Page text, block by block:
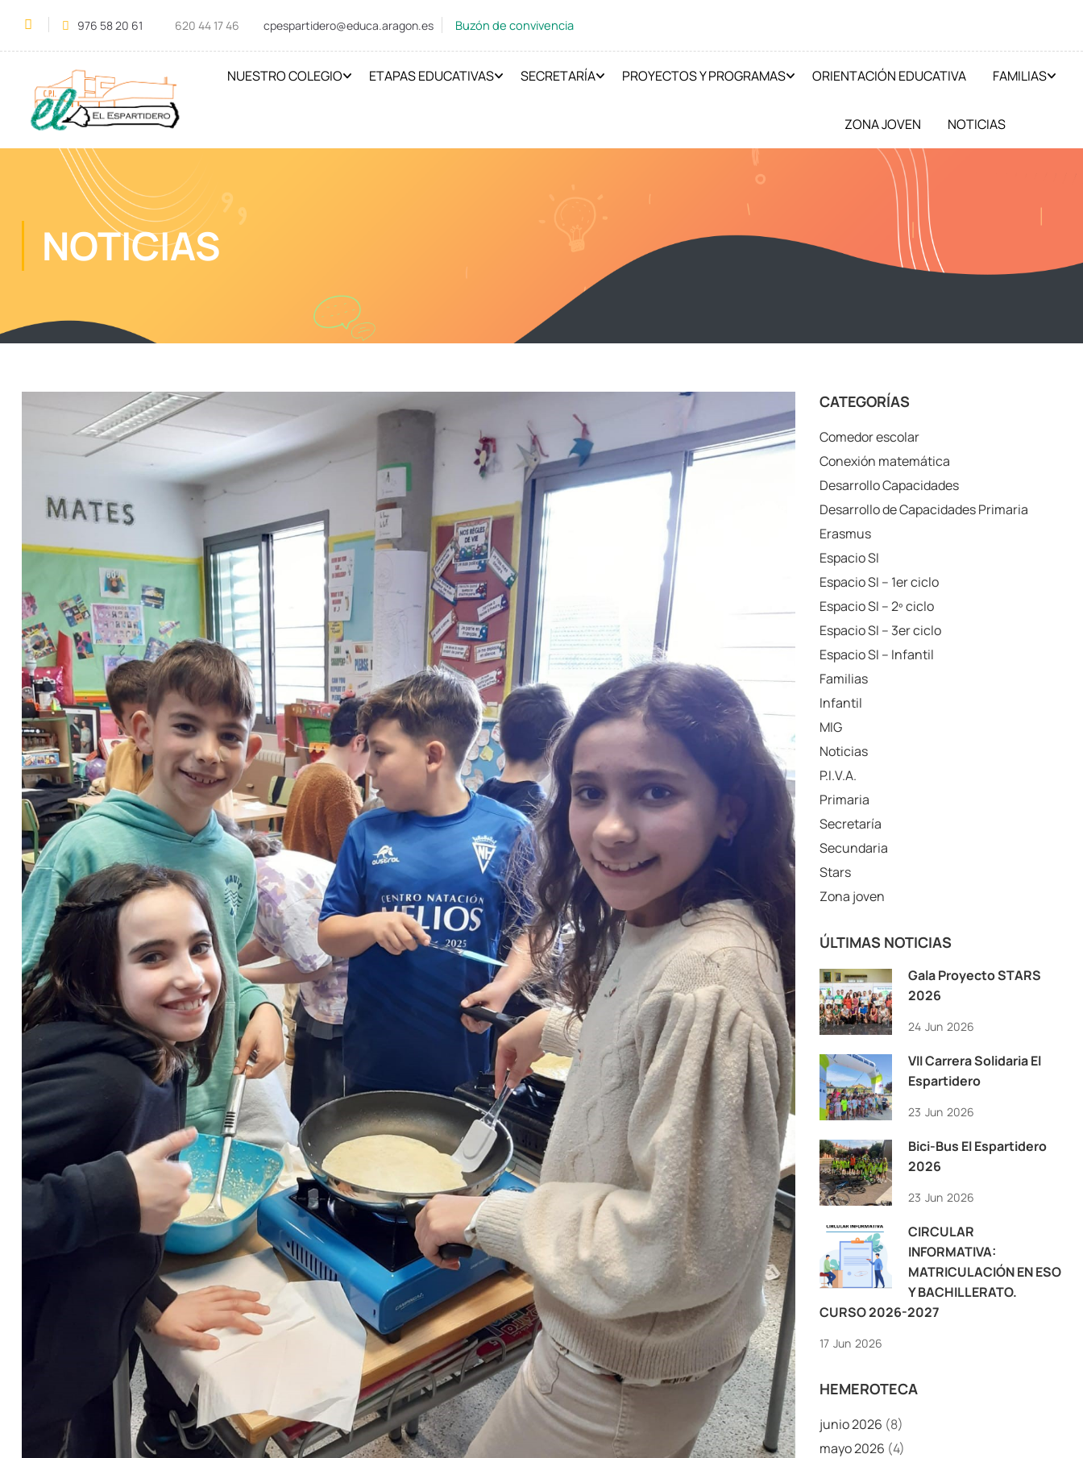
976 58 20 61 620 44 17 46 cpespartidero@educa.aragon.es Buzón de convivencia
NUESTRO COLEGIO ETAPAS EDUCATIVAS SECRETARÍA PROYECTOS Y PROGRAMAS ORIENTACIÓN EDUCATIVA FAMILIAS
ZONA JOVEN NOTICIAS
NOTICIAS
CATEGORÍAS
Comedor escolar
Conexión matemática
Desarrollo Capacidades
Desarrollo de Capacidades Primaria
Erasmus
Espacio SI
Espacio SI – 1er ciclo
Espacio SI – 2º ciclo
Espacio SI – 3er ciclo
Espacio SI – Infantil
Familias
Infantil
MIG
Noticias
P.I.V.A.
Primaria
Secretaría
Secundaria
Stars
Zona joven
ÚLTIMAS NOTICIAS
Gala Proyecto STARS
2026
24 Jun 2026
VII Carrera Solidaria El
Espartidero
23 Jun 2026
Bici-Bus El Espartidero
2026
23 Jun 2026
CIRCULAR
INFORMATIVA:
MATRICULACIÓN EN ESO
Y BACHILLERATO.
CURSO 2026-2027
17 Jun 2026
HEMEROTECA
junio 2026 (8)
mayo 2026 (4)